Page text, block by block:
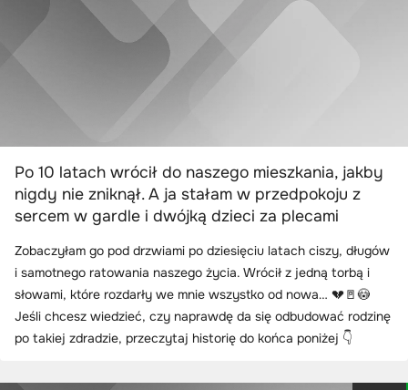
Po 10 latach wrócił do naszego mieszkania, jakby
nigdy nie zniknął. A ja stałam w przedpokoju z
sercem w gardle i dwójką dzieci za plecami
Zobaczyłam go pod drzwiami po dziesięciu latach ciszy, długów
i samotnego ratowania naszego życia. Wrócił z jedną torbą i
słowami, które rozdarły we mnie wszystko od nowa… 💔🚪😳
Jeśli chcesz wiedzieć, czy naprawdę da się odbudować rodzinę
po takiej zdradzie, przeczytaj historię do końca poniżej 👇